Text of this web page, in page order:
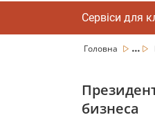
Сервіси для
Головна ...
бизнеса